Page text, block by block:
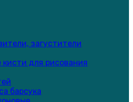
загустители
для рисования
барсука